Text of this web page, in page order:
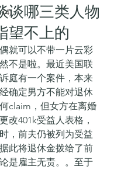
(4) 哪三类人物
望不上的
就可以不带一片云彩
不是啦。最近美国联
庭有一个案件，本来
确定男方不能对退休
claim，但女方在离婚
改401k受益人表格，
，前夫仍被列为受益
此将退休金拨给了前
是雇主无责。。至于